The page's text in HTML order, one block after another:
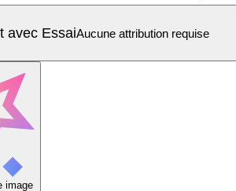
avec EssaiAucune attribution requise
image